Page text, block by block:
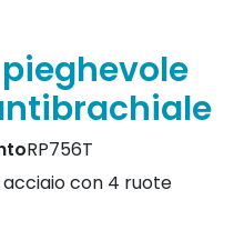
RP756T
con 4 ruote